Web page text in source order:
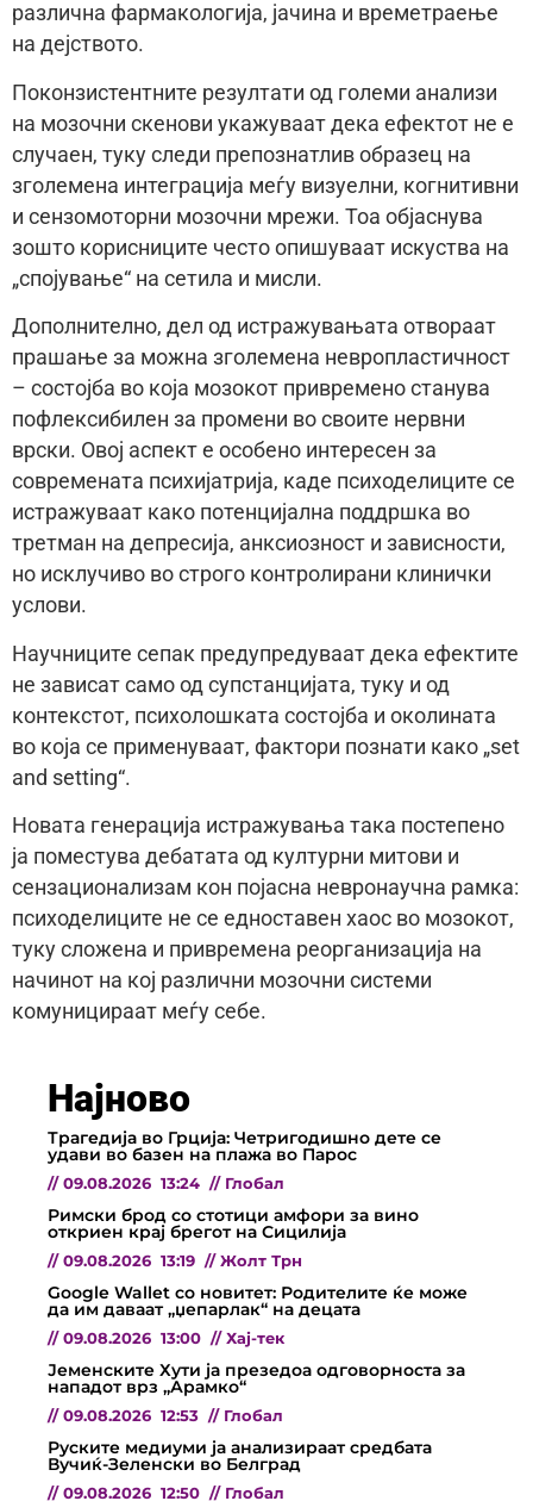
различна фармакологија, јачина и времетраење
на дејството.
Поконзистентните резултати од големи анализи
на мозочни скенови укажуваат дека ефектот не е
случаен, туку следи препознатлив образец на
зголемена интеграција меѓу визуелни, когнитивни
и сензомоторни мозочни мрежи. Тоа објаснува
зошто корисниците често опишуваат искуства на
„спојување“ на сетила и мисли.
Дополнително, дел од истражувањата отвораат
прашање за можна зголемена невропластичност
– состојба во која мозокот привремено станува
пофлексибилен за промени во своите нервни
врски. Овој аспект е особено интересен за
современата психијатрија, каде психоделиците се
истражуваат како потенцијална поддршка во
третман на депресија, анксиозност и зависности,
но исклучиво во строго контролирани клинички
услови.
Научниците сепак предупредуваат дека ефектите
не зависат само од супстанцијата, туку и од
контекстот, психолошката состојба и околината
во која се применуваат, фактори познати како „set
and setting“.
Новата генерација истражувања така постепено
ја поместува дебатата од културни митови и
сензационализам кон појасна невронаучна рамка:
психоделиците не се едноставен хаос во мозокот,
туку сложена и привремена реорганизација на
начинот на кој различни мозочни системи
комуницираат меѓу себе.
Најново
Трагедија во Грција: Четригодишно дете се
удави во базен на плажа во Парос
// 09.08.2026 13:24 // Глобал
Римски брод со стотици амфори за вино
откриен крај брегот на Сицилија
// 09.08.2026 13:19 // Жолт Трн
Google Wallet со новитет: Родителите ќе може
да им даваат „џепарлак“ на децата
// 09.08.2026 13:00 // Хај-тек
Јеменските Хути ја презедоа одговорноста за
нападот врз „Арамко“
// 09.08.2026 12:53 // Глобал
Руските медиуми ја анализираат средбата
Вучиќ-Зеленски во Белград
// 09.08.2026 12:50 // Глобал